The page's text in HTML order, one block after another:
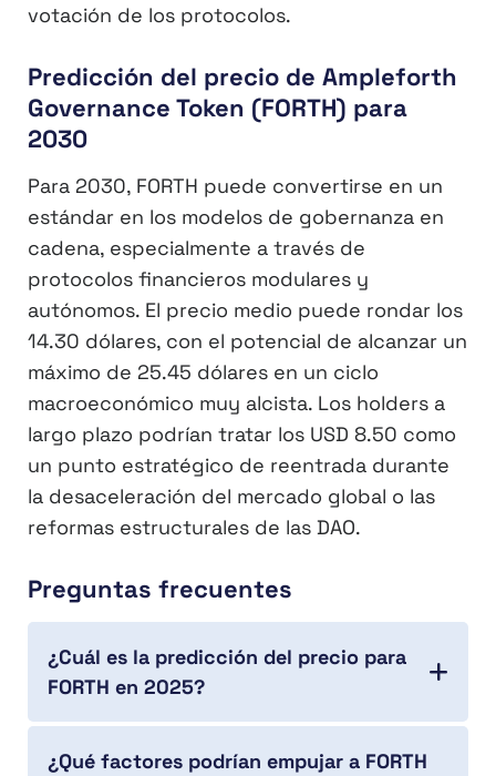
votación de los protocolos.
Predicción del precio de Ampleforth
Governance Token (FORTH) para
2030
Para 2030, FORTH puede convertirse en un
estándar en los modelos de gobernanza en
cadena, especialmente a través de
protocolos financieros modulares y
autónomos. El precio medio puede rondar los
14.30 dólares, con el potencial de alcanzar un
máximo de 25.45 dólares en un ciclo
macroeconómico muy alcista. Los holders a
largo plazo podrían tratar los USD 8.50 como
un punto estratégico de reentrada durante
la desaceleración del mercado global o las
reformas estructurales de las DAO.
Preguntas frecuentes
¿Cuál es la predicción del precio para
FORTH en 2025?
¿Qué factores podrían empujar a FORTH